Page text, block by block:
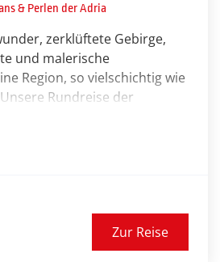
& Perlen der Adria
zerklüftete Gebirge,
und malerische
Region, so vielschichtig wie
Rundreise der
Seen, karstigen
Küs­tenstreifen und einem
Hier treffen Abendland
Lassen Sie sich
Vielfalt täglich wechselnder
Sie die Besonderheiten
Zur Reise